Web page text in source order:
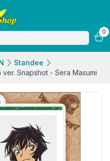
0
Standee
Snapshot - Sera Masumi